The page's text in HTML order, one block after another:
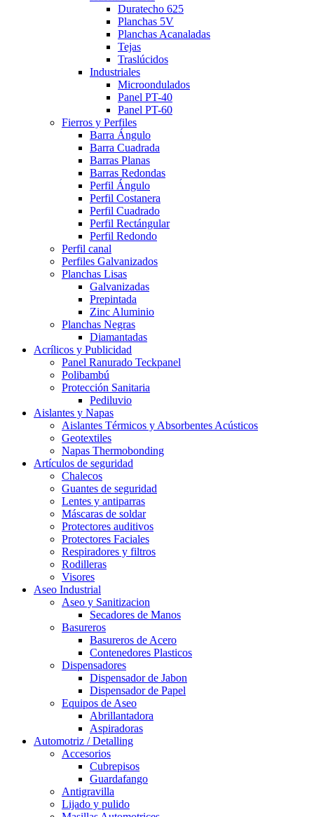
Duratecho 625
Planchas 5V
Planchas Acanaladas
Tejas
Traslúcidos
Industriales
Microondulados
Panel PT-40
Panel PT-60
Fierros y Perfiles
Barra Ángulo
Barra Cuadrada
Barras Planas
Barras Redondas
Perfil Ángulo
Perfil Costanera
Perfil Cuadrado
Perfil Rectángular
Perfil Redondo
Perfil canal
Perfiles Galvanizados
Planchas Lisas
Galvanizadas
Prepintada
Zinc Aluminio
Planchas Negras
Diamantadas
Acrílicos y Publicidad
Panel Ranurado Teckpanel
Polibambú
Protección Sanitaria
Pediluvio
Aislantes y Napas
Aislantes Térmicos y Absorbentes Acústicos
Geotextiles
Napas Thermobonding
Artículos de seguridad
Chalecos
Guantes de seguridad
Lentes y antiparras
Máscaras de soldar
Protectores auditivos
Protectores Faciales
Respiradores y filtros
Rodilleras
Visores
Aseo Industrial
Aseo y Sanitizacion
Secadores de Manos
Basureros
Basureros de Acero
Contenedores Plasticos
Dispensadores
Dispensador de Jabon
Dispensador de Papel
Equipos de Aseo
Abrillantadora
Aspiradoras
Automotriz / Detalling
Accesorios
Cubrepisos
Guardafango
Antigravilla
Lijado y pulido